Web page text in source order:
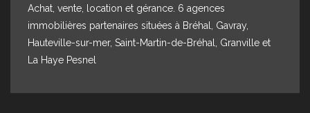
Achat, vente, location et gérance. 6 agences
immobilières partenaires situées à Bréhal, Gavray,
Hauteville-sur-mer, Saint-Martin-de-Bréhal, Granville et
La Haye Pesnel